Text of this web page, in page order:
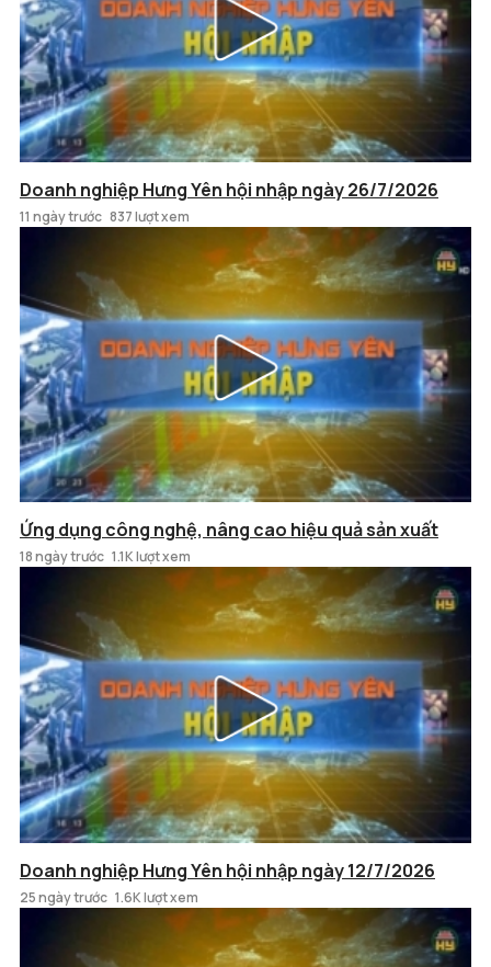
Doanh nghiệp Hưng Yên hội nhập ngày 26/7/2026
11 ngày trước 837 lượt xem
Ứng dụng công nghệ, nâng cao hiệu quả sản xuất
18 ngày trước 1.1K lượt xem
Doanh nghiệp Hưng Yên hội nhập ngày 12/7/2026
25 ngày trước 1.6K lượt xem